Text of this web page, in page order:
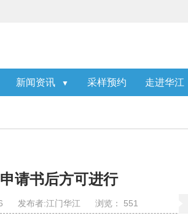
新闻资讯 ▼ 采样预约 走进华江
请书后方可进行
发布者:江门华江 浏览： 551